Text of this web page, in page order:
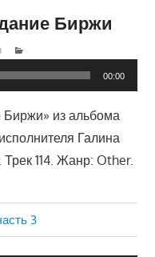
Биржи
00:00
из альбома
Галина
114. Жанр: Other.
3